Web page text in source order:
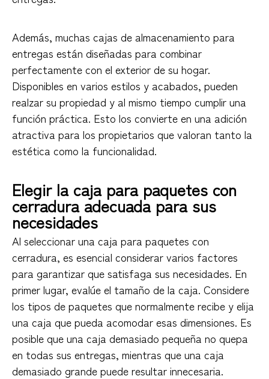
Además, muchas cajas de almacenamiento para
entregas están diseñadas para combinar
perfectamente con el exterior de su hogar.
Disponibles en varios estilos y acabados, pueden
realzar su propiedad y al mismo tiempo cumplir una
función práctica. Esto los convierte en una adición
atractiva para los propietarios que valoran tanto la
estética como la funcionalidad.
Elegir la caja para paquetes con
cerradura adecuada para sus
necesidades
Al seleccionar una caja para paquetes con
cerradura, es esencial considerar varios factores
para garantizar que satisfaga sus necesidades. En
primer lugar, evalúe el tamaño de la caja. Considere
los tipos de paquetes que normalmente recibe y elija
una caja que pueda acomodar esas dimensiones. Es
posible que una caja demasiado pequeña no quepa
en todas sus entregas, mientras que una caja
demasiado grande puede resultar innecesaria.